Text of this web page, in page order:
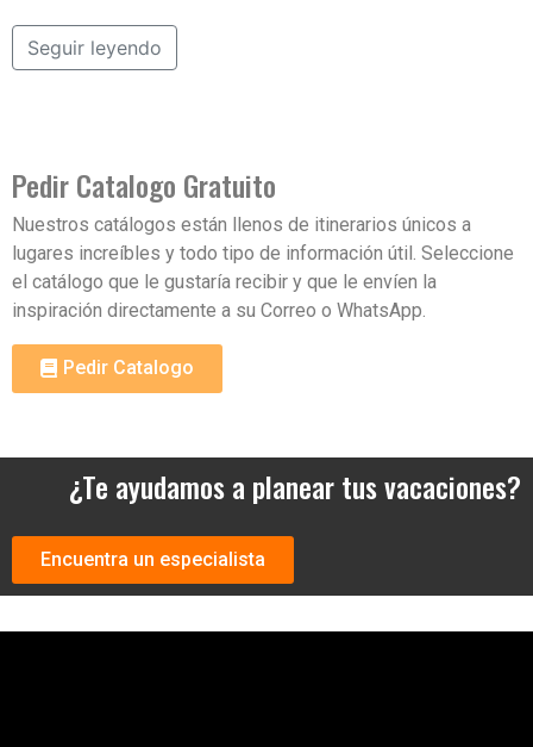
Seguir leyendo
Pedir Catalogo Gratuito
Nuestros catálogos están llenos de itinerarios únicos a
lugares increíbles y todo tipo de información útil. Seleccione
el catálogo que le gustaría recibir y que le envíen la
inspiración directamente a su Correo o WhatsApp.
Pedir Catalogo
¿Te ayudamos a planear tus vacaciones?
Encuentra un especialista
Fecha de Viaje
Cantidad de Pasajeros
Mensaje
Enviar Mensaje